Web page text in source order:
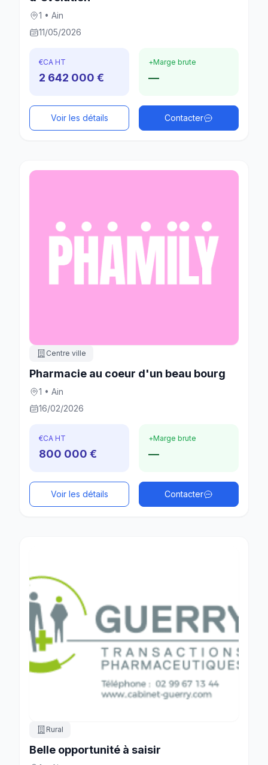
1 • Ain
11/05/2026
€CA HT
2 642 000 €
+Marge brute
—
Voir les détails Contacter
Centre ville
Pharmacie au coeur d'un beau bourg
1 • Ain
16/02/2026
€CA HT
800 000 €
+Marge brute
—
Voir les détails Contacter
Rural
Belle opportunité à saisir